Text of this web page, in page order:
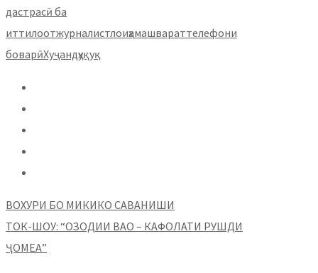
дастрасӣ ба
иттилоотжурналистлоиҳамашвараттелефони
боварӣХуҷандҳуқуқ
ВОХУРИ БО МИКИКО САВАНИШИ
ТОК-ШОУ: “ОЗОДИИ ВАО – КАФОЛАТИ РУШДИ
ҶОМЕА”